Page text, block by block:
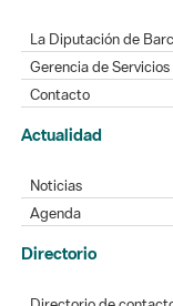
La Diputación de
Gerencia de
Contacto
Actualidad
Noticias
Agenda
Directorio